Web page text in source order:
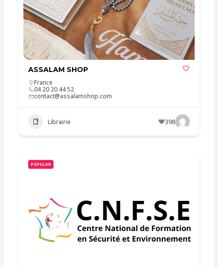
ASSALAM SHOP
France
04 20 20 44 52
contact@assalamshop.com
Librairie 398
POPULAR